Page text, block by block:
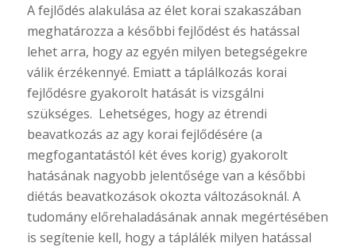
A fejlődés alakulása az élet korai szakaszában
meghatározza a későbbi fejlődést és hatással
lehet arra, hogy az egyén milyen betegségekre
válik érzékennyé. Emiatt a táplálkozás korai
fejlődésre gyakorolt hatását is vizsgálni
szükséges. Lehetséges, hogy az étrendi
beavatkozás az agy korai fejlődésére (a
megfogantatástól két éves korig) gyakorolt
hatásának nagyobb jelentősége van a későbbi
diétás beavatkozások okozta változásoknál. A
tudomány előrehaladásának annak megértésében
is segítenie kell, hogy a táplálék milyen hatással